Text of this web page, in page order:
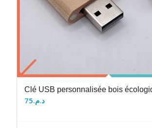
Clé USB personnalisée bois
د.م.75